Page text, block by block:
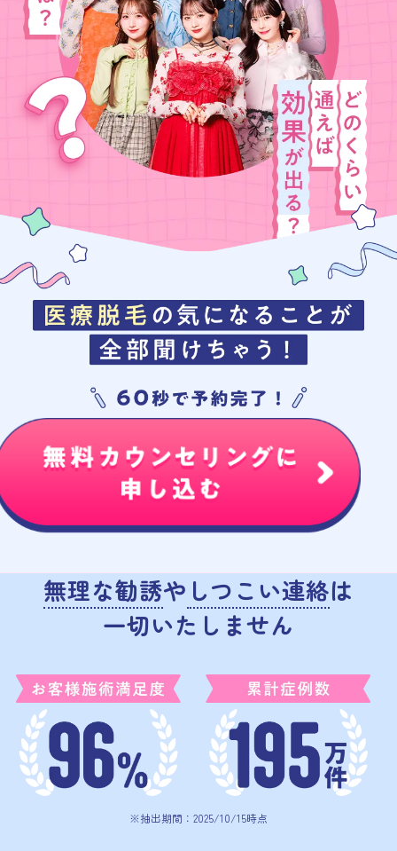
無理な勧誘や しつこい連絡は
一切いたしません
※抽出期間：2025/10/15時点